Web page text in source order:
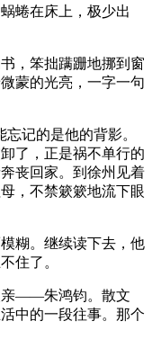
蜷在床上，极少出
，笨拙蹒跚地挪到窗
蒙的光亮，一字一句
记的是他的背影。
了，正是祸不单行的
丧回家。到徐州见着
，不禁簌簌地流下眼
糊。继续读下去，他
住了。
亲——朱鸿钧。散文
中的一段往事。那个